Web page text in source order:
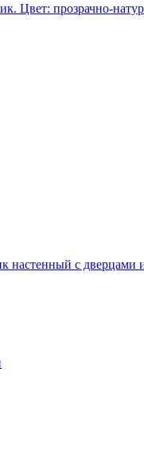
Цвет: прозрачно-
настенный с дверцами